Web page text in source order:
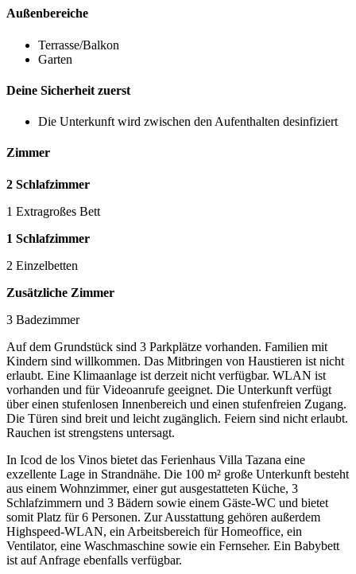
Außenbereiche
Terrasse/Balkon
Garten
Deine Sicherheit zuerst
Die Unterkunft wird zwischen den Aufenthalten desinfiziert
Zimmer
2 Schlafzimmer
1 Extragroßes Bett
1 Schlafzimmer
2 Einzelbetten
Zusätzliche Zimmer
3 Badezimmer
Auf dem Grundstück sind 3 Parkplätze vorhanden. Familien mit
Kindern sind willkommen. Das Mitbringen von Haustieren ist nicht
erlaubt. Eine Klimaanlage ist derzeit nicht verfügbar. WLAN ist
vorhanden und für Videoanrufe geeignet. Die Unterkunft verfügt
über einen stufenlosen Innenbereich und einen stufenfreien Zugang.
Die Türen sind breit und leicht zugänglich. Feiern sind nicht erlaubt.
Rauchen ist strengstens untersagt.
In Icod de los Vinos bietet das Ferienhaus Villa Tazana eine
exzellente Lage in Strandnähe. Die 100 m² große Unterkunft besteht
aus einem Wohnzimmer, einer gut ausgestatteten Küche, 3
Schlafzimmern und 3 Bädern sowie einem Gäste-WC und bietet
somit Platz für 6 Personen. Zur Ausstattung gehören außerdem
Highspeed-WLAN, ein Arbeitsbereich für Homeoffice, ein
Ventilator, eine Waschmaschine sowie ein Fernseher. Ein Babybett
ist auf Anfrage ebenfalls verfügbar.